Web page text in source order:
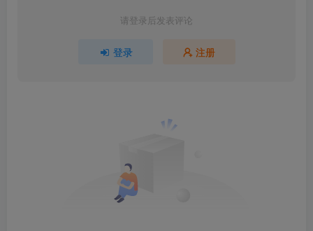
请登录后发表评论
登录 注册